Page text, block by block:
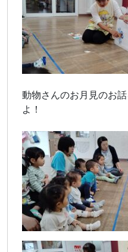
動物さんのお月見のお
よ！